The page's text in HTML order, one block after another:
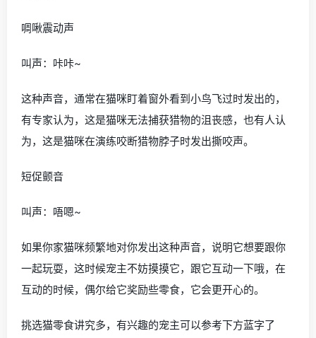
啁啾震动声
叫声：咔咔~
这种声音，通常在猫咪盯着窗外看到小鸟飞过时发出的，
有专家认为，这是猫咪无法捕获猎物的沮丧感，也有人认
为，这是猫咪在演练咬断猎物脖子时发出撕咬声。
短促颤音
叫声：唔嗯~
如果你家猫咪频繁地对你发出这种声音，说明它想要跟你
一起玩耍，这时候宠主不妨摸摸它，跟它互动一下哦，在
互动的时候，偶尔给它奖励些零食，它会更开心的。
挑选猫零食讲究多，有兴趣的宠主可以参考下方蓝字了